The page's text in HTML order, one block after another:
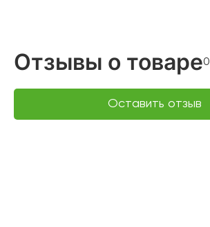
Отзывы о товаре0
Оставить отзыв